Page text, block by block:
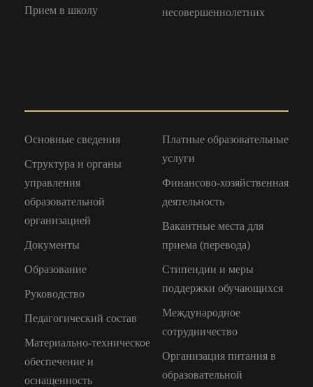
Прием в школу
несовершеннолетних
Основные сведения
Структура и органы
управления
образовательной
организацией
Документы
Образование
Руководство
Педагогический состав
Материально-техническое
обеспечение и
оснащенность
Платные образовательные
услуги
Финансово-хозяйственная
деятельность
Вакантные места для
приема (перевода)
Стипендии и меры
поддержки обучающихся
Международное
сотрудничество
Организация питания в
образовательной